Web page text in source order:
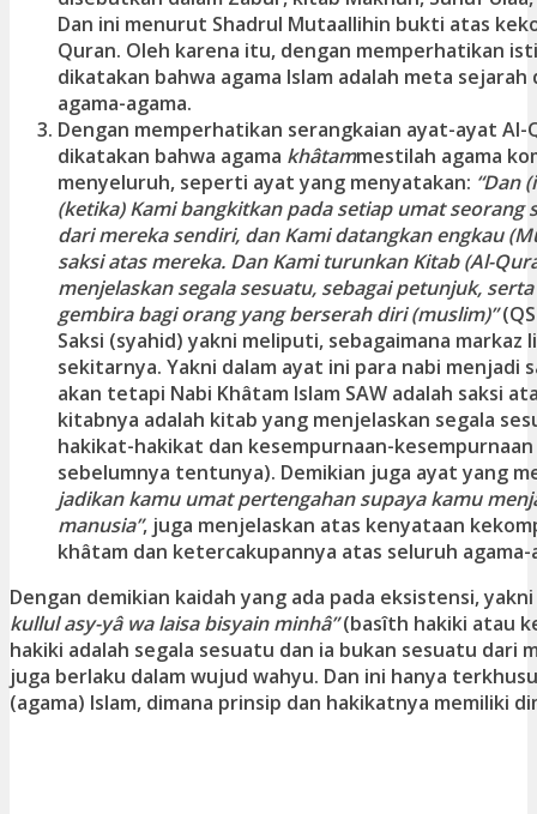
Dan ini menurut Shadrul Mutaallihin bukti atas
Quran. Oleh karena itu, dengan memperhatikan
dikatakan bahwa agama Islam adalah meta
agama-agama.
Dengan memperhatikan serangkaian ayat-ayat Al-
dikatakan bahwa agama khâtammestilah agama
menyeluruh, seperti ayat yang menyatakan: “Dan
(ketika) Kami bangkitkan pada setiap umat seorang
dari mereka sendiri, dan Kami datangkan engkau
saksi atas mereka. Dan Kami turunkan Kitab (Al-
menjelaskan segala sesuatu, sebagai petunjuk,
gembira bagi orang yang berserah diri (muslim)”
Saksi (syahid) yakni meliputi, sebagaimana markaz
sekitarnya. Yakni dalam ayat ini para nabi menjadi
akan tetapi Nabi Khâtam Islam SAW adalah saksi
kitabnya adalah kitab yang menjelaskan segala
hakikat-hakikat dan kesempurnaan-kesempurnaan
sebelumnya tentunya). Demikian juga ayat yang
jadikan kamu umat pertengahan supaya kamu
manusia”, juga menjelaskan atas kenyataan
khâtam dan ketercakupannya atas seluruh agama-
Dengan demikian kaidah yang ada pada eksistensi, yakni
kullul asy-yâ wa laisa bisyain minhâ”(basîth hakiki atau
hakiki adalah segala sesuatu dan ia bukan sesuatu dari
juga berlaku dalam wujud wahyu. Dan ini hanya
(agama) Islam, dimana prinsip dan hakikatnya memiliki